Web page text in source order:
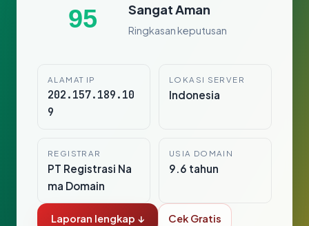
95 Sangat Aman
Ringkasan keputusan
ALAMAT IP
202.157.189.10
9
LOKASI SERVER
Indonesia
REGISTRAR
PT Registrasi Na
ma Domain
USIA DOMAIN
9.6 tahun
Laporan lengkap ↓ Cek Gratis